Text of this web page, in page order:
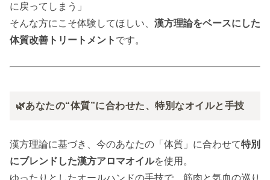
に戻ってしまう」
そんな方にこそ体験してほしい、 漢方理論をベースにした
体質改善トリートメント です。
🌿あなたの“体質”に合わせた、特別なオイルと手技
漢方理論に基づき、今のあなたの「体質」に合わせて特別
にブレンドした漢方アロマオイルを使用。
ゆったりとしたオールハンドの手技で、筋肉と気血の巡り